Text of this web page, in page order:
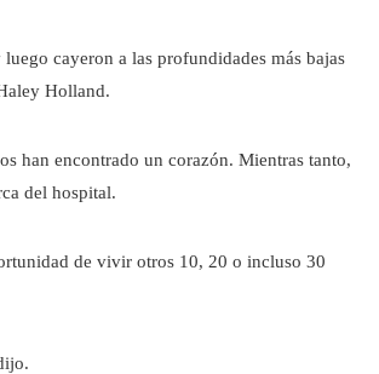
cayeron a las profundidades más bajas
Holland.
han encontrado un corazón. Mientras tanto,
del hospital.
de vivir otros 10, 20 o incluso 30